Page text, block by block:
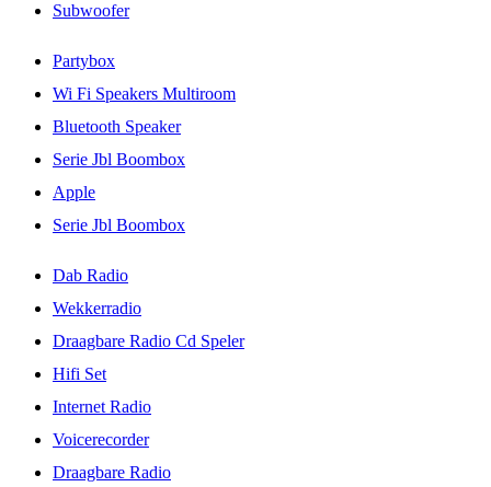
Subwoofer
Partybox
Wi Fi Speakers Multiroom
Bluetooth Speaker
Serie Jbl Boombox
Apple
Serie Jbl Boombox
Dab Radio
Wekkerradio
Draagbare Radio Cd Speler
Hifi Set
Internet Radio
Voicerecorder
Draagbare Radio